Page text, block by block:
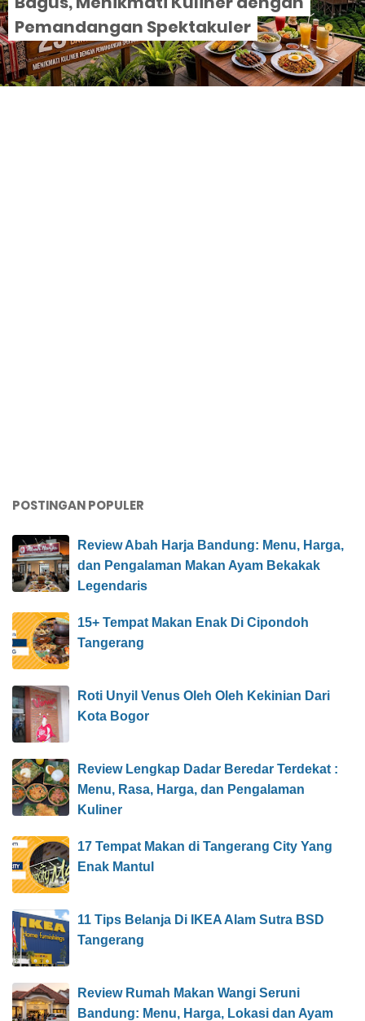
Pemandangan Spektakuler
POSTINGAN POPULER
Review Abah Harja Bandung: Menu, Harga,
dan Pengalaman Makan Ayam Bekakak
Legendaris
15+ Tempat Makan Enak Di Cipondoh
Tangerang
Roti Unyil Venus Oleh Oleh Kekinian Dari
Kota Bogor
Review Lengkap Dadar Beredar Terdekat :
Menu, Rasa, Harga, dan Pengalaman
Kuliner
17 Tempat Makan di Tangerang City Yang
Enak Mantul
11 Tips Belanja Di IKEA Alam Sutra BSD
Tangerang
Review Rumah Makan Wangi Seruni
Bandung: Menu, Harga, Lokasi dan Ayam